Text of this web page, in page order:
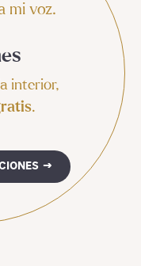
mi voz.
interior,
.
→